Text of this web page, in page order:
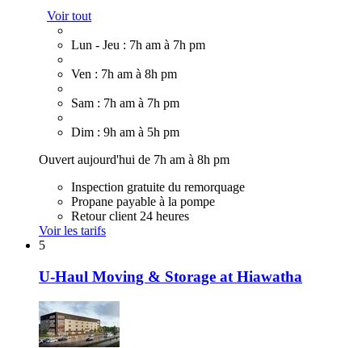
Voir tout
Lun - Jeu : 7h am à 7h pm
Ven : 7h am à 8h pm
Sam : 7h am à 7h pm
Dim : 9h am à 5h pm
Ouvert aujourd'hui de 7h am à 8h pm
Inspection gratuite du remorquage
Propane payable à la pompe
Retour client 24 heures
Voir les tarifs
5
U-Haul Moving & Storage at Hiawatha